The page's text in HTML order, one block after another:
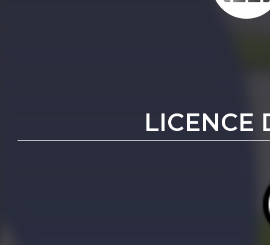
LICENCE